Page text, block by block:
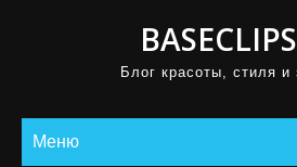
Блог красоты, стиля и
Меню